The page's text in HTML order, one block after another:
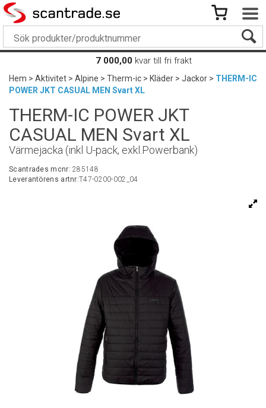
7 000,00 kvar till fri frakt
Hem>Aktivitet>Alpine>Therm-ic>Kläder>Jackor>THERM-IC
POWER JKT CASUAL MEN Svart XL
THERM-IC POWER JKT
CASUAL MEN Svart XL
Värmejacka (inkl U-pack, exkl.Powerbank)
Scantrades mcnr:285148
Leverantörens artnr:T47-0200-002_04